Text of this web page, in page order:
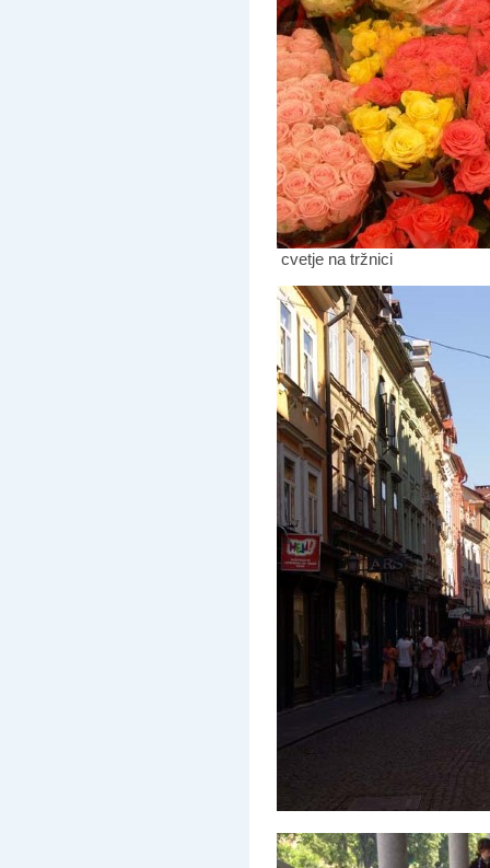
cvetje na tržnici